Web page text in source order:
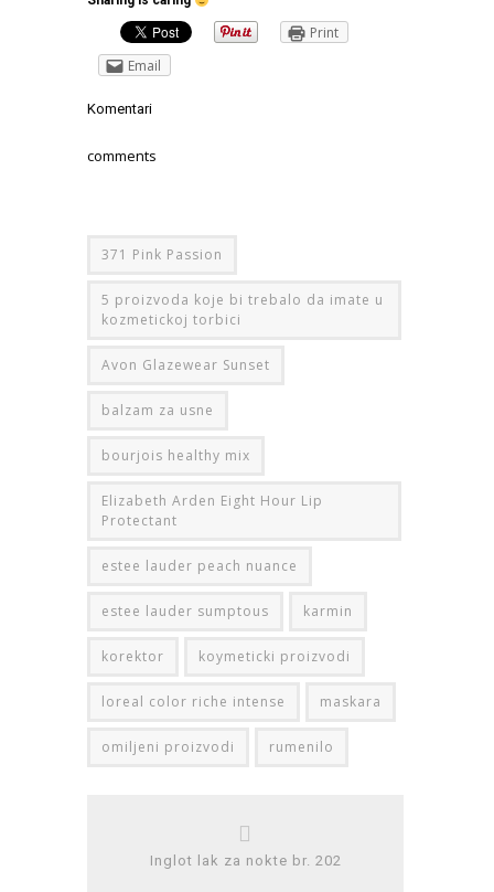
Print
Email
Komentari
comments
371 Pink Passion
5 proizvoda koje bi trebalo da imate u
kozmetickoj torbici
Avon Glazewear Sunset
balzam za usne
bourjois healthy mix
Elizabeth Arden Eight Hour Lip
Protectant
estee lauder peach nuance
estee lauder sumptous karmin
korektor koymeticki proizvodi
loreal color riche intense maskara
omiljeni proizvodi rumenilo
Inglot lak za nokte br. 202